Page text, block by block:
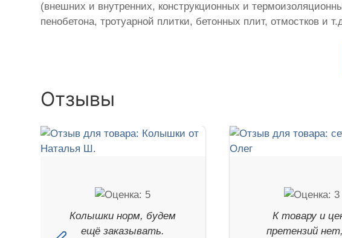
(внешних и внутренних, конструкционных и
пенобетона, тротуарной плитки, бетонных плит, отмостков и
Отзывы
Колышки норм, будем
ещё заказывать.
К товару и
претензий